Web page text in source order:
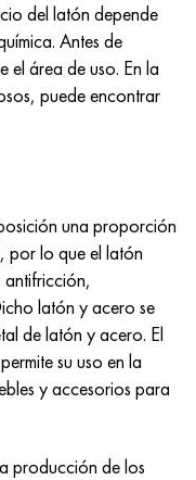
del latón depende
Antes de
el área de uso. En la
puede encontrar
una proporción
por lo que el latón
antifricción,
latón y acero se
de latón y acero. El
su uso en la
y accesorios para
producción de los